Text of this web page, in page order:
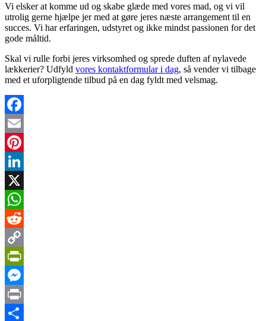
Vi elsker at komme ud og skabe glæde med vores mad, og vi vil
utrolig gerne hjælpe jer med at gøre jeres næste arrangement til en
succes. Vi har erfaringen, udstyret og ikke mindst passionen for det
gode måltid.
Skal vi rulle forbi jeres virksomhed og sprede duften af nylavede
lækkerier? Udfyld vores kontaktformular i dag, så vender vi tilbage
med et uforpligtende tilbud på en dag fyldt med velsmag.
Facebook
Email
Pinterest
LinkedIn
X
WhatsApp
Reddit
Copy
Link
PrintFriendly
Messenger
Print